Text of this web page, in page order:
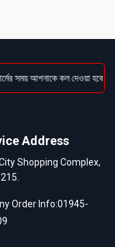
সময় আপনাকে কল দেওয়া হবে
Address
Shopping Complex,
Order Info:01945-